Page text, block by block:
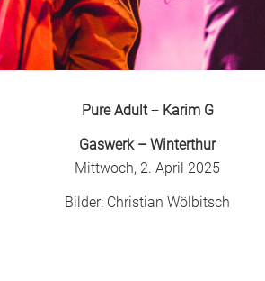
Pure Adult+ Karim G
Gaswerk – Winterthur
Mittwoch, 2. April 2025
Bilder: Christian Wölbitsch